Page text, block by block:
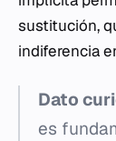
sustitución,
indiferencia
Dato
es